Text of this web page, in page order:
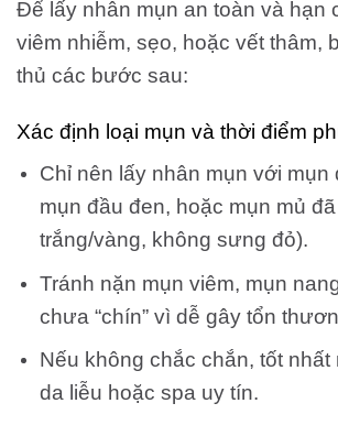
Để lấy nhân mụn an toàn và hạn
viêm nhiễm, sẹo, hoặc vết thâm,
thủ các bước sau:
Xác định loại mụn và thời điểm
Chỉ nên lấy nhân mụn với mụn
mụn đầu đen, hoặc mụn mủ
trắng/vàng, không sưng đỏ).
Tránh nặn mụn viêm, mụn
chưa “chín” vì dễ gây tổn
Nếu không chắc chắn, tốt
da liễu hoặc spa uy tín.